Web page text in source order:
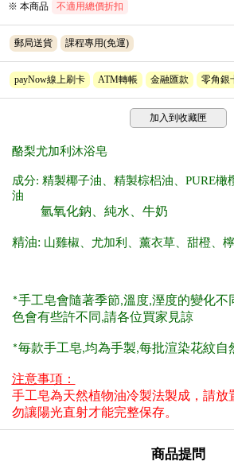
※ 本商品 不適用總價折扣
郵局送貨 課程專用(免運)
payNow線上刷卡 ATM轉帳 金融匯款 零角銀
加入到收藏匣
酪梨尤加利沐浴皂
成分: 精製椰子油、精製棕梠油、PURE橄
油
氫氧化鈉、純水、牛奶
精油: 山雞椒、尤加利、薰衣草、甜橙、
*手工皂會隨著季節,溫度,溼度的變化不
色會有些許不同 ,請各位買家見諒
*毎款手工皂,均為手製,每批渲染花紋自
注意事項：
手工皂為天然植物油冷製法製成，請放
勿讓陽光直射才能完整保存。
商品提問